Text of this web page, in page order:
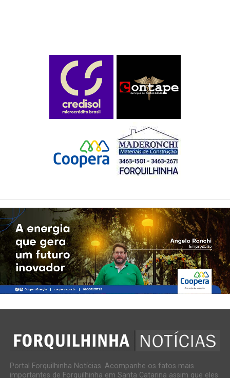
Portal Forquilhinha Notícias. Acompanhe os fatos mais
importantes de Forquilhinha em Santa Catarina assim que eles